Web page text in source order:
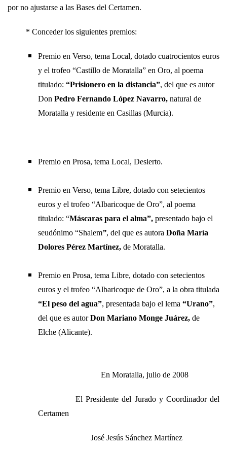
por no ajustarse a las Bases del Certamen.
* Conceder los siguientes premios:
Premio en Verso, tema Local, dotado cuatrocientos euros
y el trofeo “Castillo de Moratalla” en Oro, al poema
titulado: “Prisionero en la distancia”, del que es autor
Don Pedro Fernando López Navarro, natural de
Moratalla y residente en Casillas (Murcia).
Premio en Prosa, tema Local, Desierto.
Premio en Verso, tema Libre, dotado con setecientos
euros y el trofeo “Albaricoque de Oro”, al poema
titulado: “Máscaras para el alma”, presentado bajo el
seudónimo “Shalem”, del que es autora Doña María
Dolores Pérez Martínez, de Moratalla.
Premio en Prosa, tema Libre, dotado con setecientos
euros y el trofeo “Albaricoque de Oro”, a la obra titulada
“El peso del agua”, presentada bajo el lema “Urano”,
del que es autorDon Mariano Monge Juárez, de
Elche (Alicante).
En Moratalla, julio de 2008
El Presidente del Jurado y Coordinador del
Certamen
José Jesús Sánchez Martínez